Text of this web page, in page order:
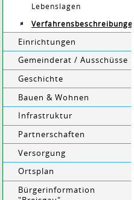
Lebenslagen
Verfahrensbeschreibungen
Einrichtungen
Gemeinderat / Ausschüsse
Geschichte
Bauen & Wohnen
Infrastruktur
Partnerschaften
Versorgung
Ortsplan
Bürgerinformation